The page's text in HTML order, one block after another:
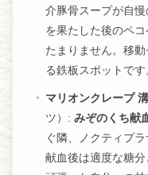
介豚骨スープが自
を果たした後のペ
たまりません。移
る鉄板スポットです
マリオンクレープ
ツ）:みぞのくち献
ぐ隣、ノクティプ
献血後は適度な糖分